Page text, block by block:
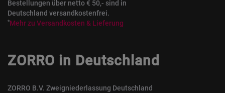
Bestellungen über netto € 50,- sind in
Deutschland versandkostenfrei.
*Mehr zu Versandkosten & Lieferung
ZORRO in Deutschland
ZORRO B.V. Zweigniederlassung Deutschland